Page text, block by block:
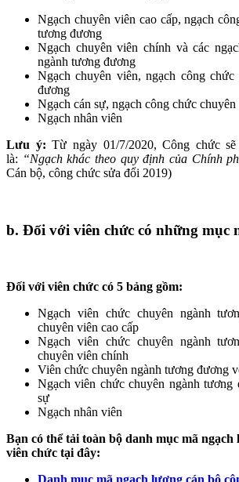
Ngạch chuyên viên cao cấp, ngạch
tương đương
Ngạch chuyên viên chính và các
ngành tương đương
Ngạch chuyên viên, ngạch công chức
đương
Ngạch cán sự, ngạch công chức
Ngạch nhân viên
Lưu ý: Từ ngày 01/7/2020, Công chức
là: “Ngạch khác theo quy định của Chính
Cán bộ, công chức sửa đổi 2019)
b. Đối với viên chức có những mục
Đối với viên chức có 5 bảng gồm:
Ngạch viên chức chuyên ngành
chuyên viên cao cấp
Ngạch viên chức chuyên ngành
chuyên viên chính
Viên chức chuyên ngành tương đương
Ngạch viên chức chuyên ngành tương
sự
Ngạch nhân viên
Bạn có thể tải toàn bộ danh mục mã ngạch
viên chức tại đây: